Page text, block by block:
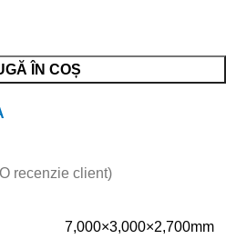
ÎN COȘ
recenzie client)
7,000×3,000×2,700mm